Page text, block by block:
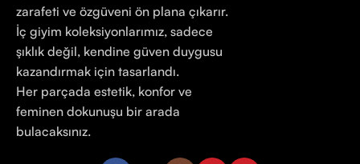
zarafeti ve özgüveni ön plana çıkarır.
İç giyim koleksiyonlarımız, sadece
şıklık değil, kendine güven duygusu
kazandırmak için tasarlandı.
Her parçada estetik, konfor ve
feminen dokunuşu bir arada
bulacaksınız.